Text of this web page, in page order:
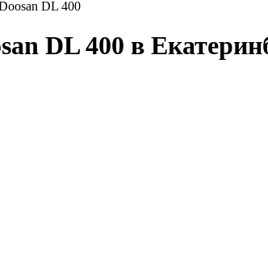
DL 400
DL 400 в